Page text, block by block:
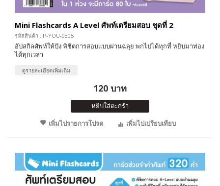
Mini Flashcards A Level ศัพท์เตรียมสอบ ชุดที่ 2
รหัสสินค้า : P-YOU-0305
อัปสกิลศัพท์ให้ปัง พิชิตการสอบแบบผ่านฉลุย พกไปได้ทุกที่ หยิบมาท่อง
ได้ทุกเวลา
ดูรายละเอียดเพิ่มเติม
120 บาท
หยิบใส่ตะกร้า
เพิ่มไปรายการโปรด
เพิ่มไปเปรียบเทียบ